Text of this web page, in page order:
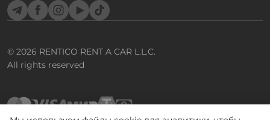
TelegramFacebook
Instagram
YouTubeTikTok
© 2026 RENTICO RENT A CAR L.L.C.
All rights reserved